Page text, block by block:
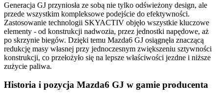
Generacja GJ przyniosła ze sobą nie tylko odświeżony design, ale
przede wszystkim kompleksowe podejście do efektywności.
Zastosowanie technologii SKYACTIV objęło wszystkie kluczowe
elementy - od konstrukcji nadwozia, przez jednostki napędowe, aż
po skrzynie biegów. Dzięki temu Mazda6 GJ osiągnęła znaczącą
redukcję masy własnej przy jednoczesnym zwiększeniu sztywności
konstrukcji, co przełożyło się na lepsze właściwości jezdne i niższe
zużycie paliwa.
Historia i pozycja Mazda6 GJ w gamie producenta